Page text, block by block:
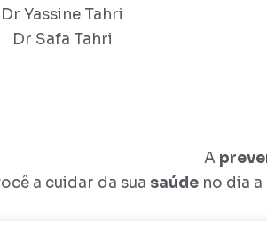
Dr Yassine Tahri
Dr Safa Tahri
A
a cuidar da sua saúde no dia